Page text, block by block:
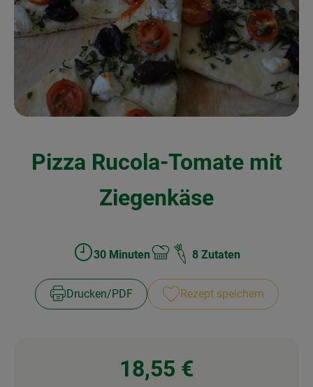
Kochen & Backen
Naturkost
Drogerie
Blog
Veranstaltungen
Pizza Rucola-Tomate mit
Ziegenkäse
Zubreitungszeit:
30 Minuten
Schwierigkeit:
8 Zutaten
Drucken​/​PDF Rezept speichern
18,55 €